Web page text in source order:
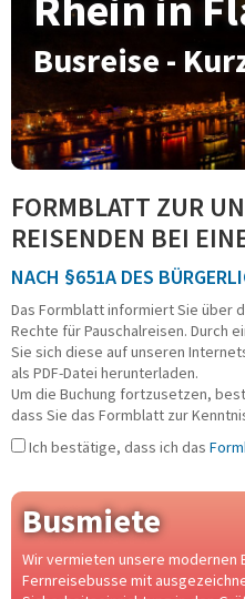
Urlaub
Urlaub
Konzert
Linien-/
Busreise -
FORMBLATT ZUR
REISENDEN BEI
NACH §651A DES
Das Formblatt informiert Sie über
Rechte für Pauschalreisen. Durch
Sie sich diese auf unseren
als PDF-Datei herunterladen.
Um die Buchung fortzusetzen,
dass Sie das Formblatt zur
Ich bestätige, dass ich das
Busmiete
Wir vermieten unsere modernen
Fernreisebusse mit